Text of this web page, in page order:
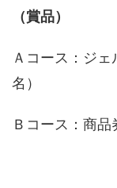
（賞品）
Ａコース：ジ
名）
Ｂコース：商品